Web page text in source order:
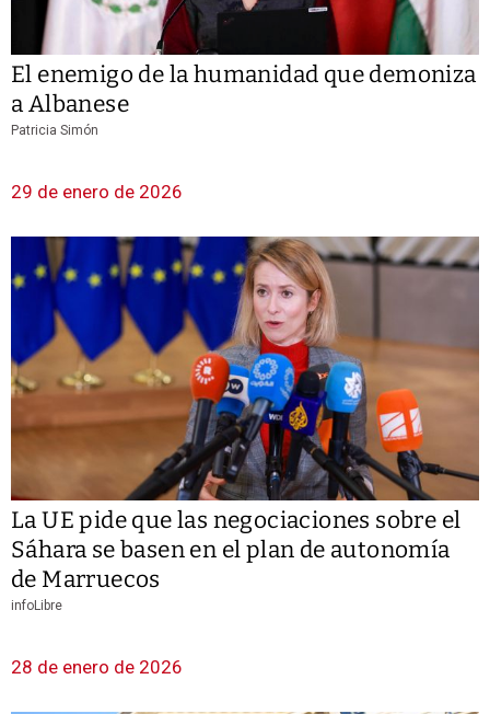
El enemigo de la humanidad que demoniza
a Albanese
Patricia Simón
29 de enero de 2026
La UE pide que las negociaciones sobre el
Sáhara se basen en el plan de autonomía
de Marruecos
infoLibre
28 de enero de 2026